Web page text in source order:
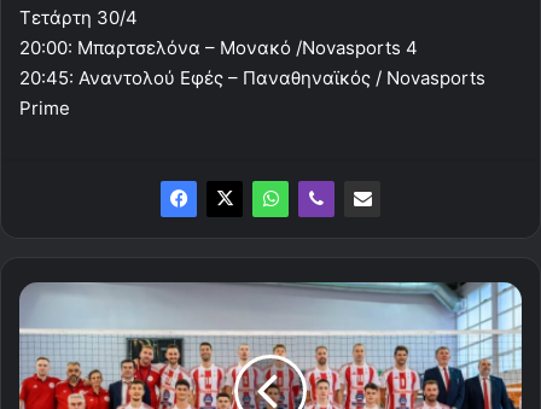
Τετάρτη 30/4
20:00: Μπαρτσελόνα – Μονακό /Novasports 4
20:45: Αναντολού Εφές – Παναθηναϊκός / Novasports
Prime
Στην
σήμερα
2ος